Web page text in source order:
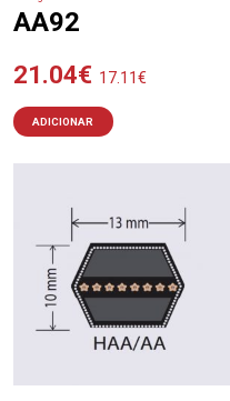
AA92
21.04€ 17.11€
ADICIONAR